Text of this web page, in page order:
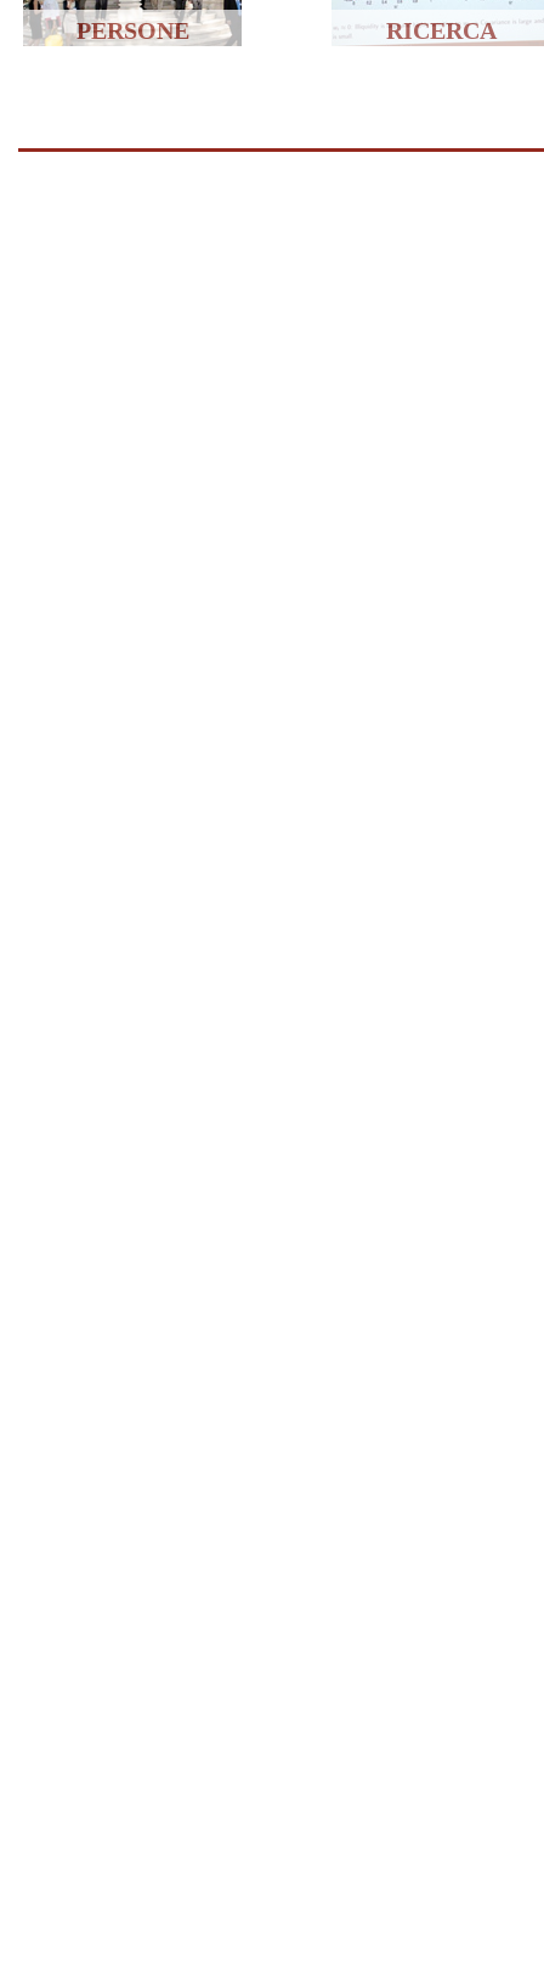
PERSONE RICERCA